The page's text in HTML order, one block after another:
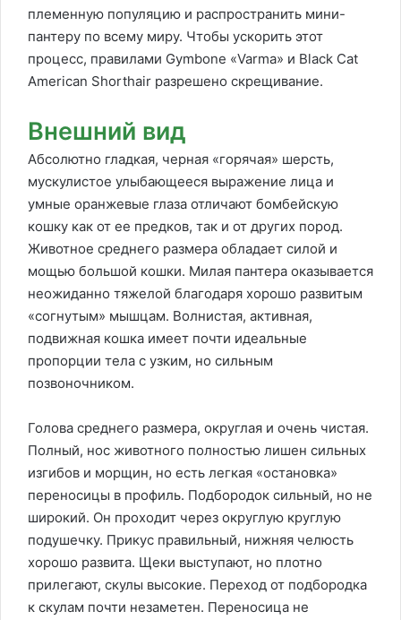
племенную популяцию и распространить мини-
пантеру по всему миру. Чтобы ускорить этот
процесс, правилами Gymbone «Varma» и Black Cat
American Shorthair разрешено скрещивание.
Внешний вид
Абсолютно гладкая, черная «горячая» шерсть,
мускулистое улыбающееся выражение лица и
умные оранжевые глаза отличают бомбейскую
кошку как от ее предков, так и от других пород.
Животное среднего размера обладает силой и
мощью большой кошки. Милая пантера оказывается
неожиданно тяжелой благодаря хорошо развитым
«согнутым» мышцам. Волнистая, активная,
подвижная кошка имеет почти идеальные
пропорции тела с узким, но сильным
позвоночником.
Голова среднего размера, округлая и очень чистая.
Полный, нос животного полностью лишен сильных
изгибов и морщин, но есть легкая «остановка»
переносицы в профиль. Подбородок сильный, но не
широкий. Он проходит через округлую круглую
подушечку. Прикус правильный, нижняя челюсть
хорошо развита. Щеки выступают, но плотно
прилегают, скулы высокие. Переход от подбородка
к скулам почти незаметен. Переносица не